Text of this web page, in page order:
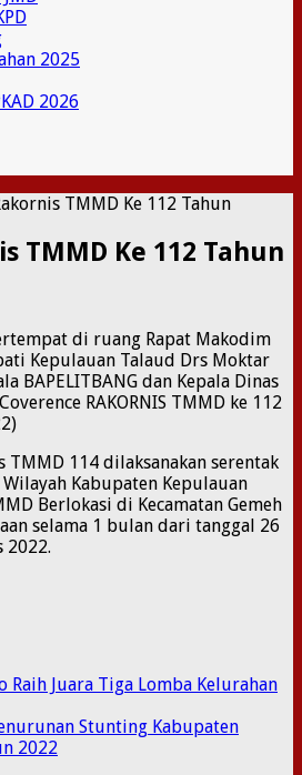
2025
2026
TMMD Ke 112 Tahun
TMMD Ke 112 Tahun
di ruang Rapat Makodim
Kepulauan Talaud Drs Moktar
BAPELITBANG dan Kepala Dinas
RAKORNIS TMMD ke 112
TMMD 114 dilaksanakan serentak
Kabupaten Kepulauan
Berlokasi di Kecamatan Gemeh
selama 1 bulan dari tanggal 26
2022.
Raih Juara Tiga Lomba Kelurahan
Stunting Kabupaten
2022